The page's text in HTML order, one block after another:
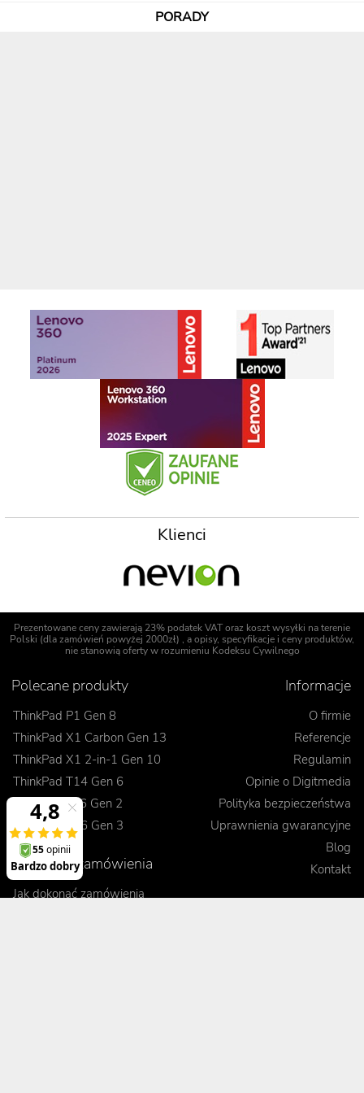
PORADY
Klienci
Prezentowane ceny zawierają 23% podatek VAT oraz koszt wysyłki na terenie
Polski (dla zamówień powyżej 2000zł) , a opisy, specyfikacje i ceny produktów,
nie stanowią oferty w rozumieniu Kodeksu Cywilnego
Polecane produkty
ThinkPad P1 Gen 8
ThinkPad X1 Carbon Gen 13
ThinkPad X1 2-in-1 Gen 10
ThinkPad T14 Gen 6
ThinkPad L16 Gen 2
ThinkPad E16 Gen 3
Informacje
O firmie
Referencje
Regulamin
Opinie o Digitmedia
Polityka bezpieczeństwa
Uprawnienia gwarancyjne
Blog
Kontakt
Realizacje zamówienia
Jak dokonać zamówienia